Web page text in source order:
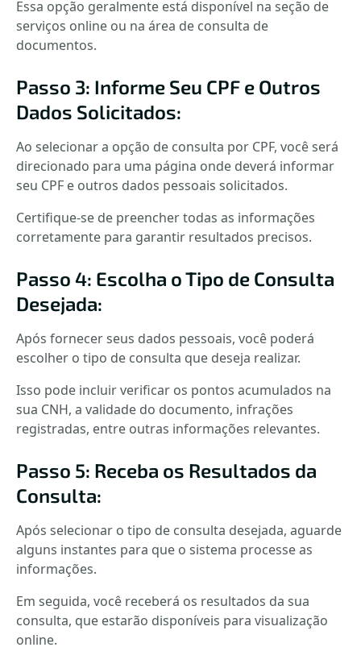
Essa opção geralmente está disponível na seção de
serviços online ou na área de consulta de
documentos.
Passo 3: Informe Seu CPF e Outros
Dados Solicitados:
Ao selecionar a opção de consulta por CPF, você será
direcionado para uma página onde deverá informar
seu CPF e outros dados pessoais solicitados.
Certifique-se de preencher todas as informações
corretamente para garantir resultados precisos.
Passo 4: Escolha o Tipo de Consulta
Desejada:
Após fornecer seus dados pessoais, você poderá
escolher o tipo de consulta que deseja realizar.
Isso pode incluir verificar os pontos acumulados na
sua CNH, a validade do documento, infrações
registradas, entre outras informações relevantes.
Passo 5: Receba os Resultados da
Consulta:
Após selecionar o tipo de consulta desejada, aguarde
alguns instantes para que o sistema processe as
informações.
Em seguida, você receberá os resultados da sua
consulta, que estarão disponíveis para visualização
online.